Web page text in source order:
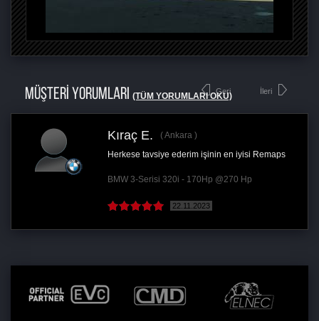
MÜŞTERİ YORUMLARI (TÜM YORUMLARI OKU)
Geri
Kıraç E.
Ankara
Herkese tavsiye ederim işinin en iyisi Remaps
BMW 3-Serisi 320i - 170Hp @270 Hp
22.11.2023
İleri